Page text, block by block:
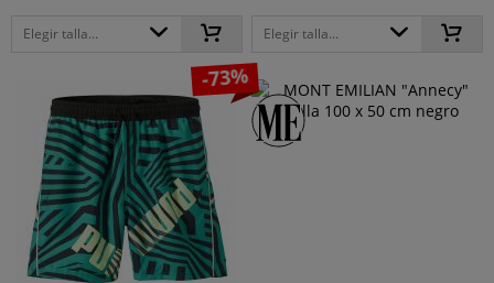
Elegir talla... Elegir talla...
-73%